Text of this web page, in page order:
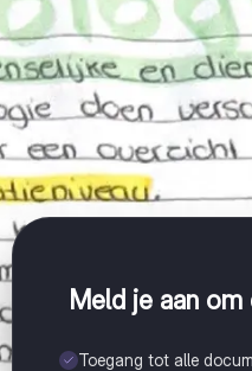
Meld je aan
Toegang tot alle